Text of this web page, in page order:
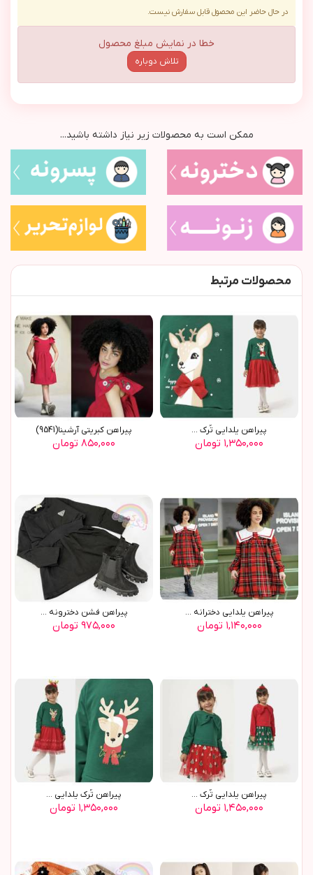
در حال حاضر این محصول قابل سفارش نیست.
خطا در نمایش مبلغ محصول
تلاش دوباره
ممکن است به محصولات زیر نیاز داشته باشید...
محصولات مرتبط
پيراهن يلدايي تُرک ...
۱,۳۵۰,۰۰۰ تومان
پيراهن کبريتي آرشينا(9541)
۸۵۰,۰۰۰ تومان
پيراهن يلدايي دخترانه ...
۱,۱۴۰,۰۰۰ تومان
پيراهن فشن دخترونه ...
۹۷۵,۰۰۰ تومان
پيراهن يلدايي تُرک ...
۱,۴۵۰,۰۰۰ تومان
پيراهن تُرک يلدايي ...
۱,۳۵۰,۰۰۰ تومان